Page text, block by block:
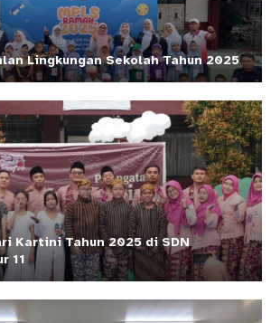
Lingkungan Sekolah Tahun 2025
Kartini Tahun 2025 di SDN
11